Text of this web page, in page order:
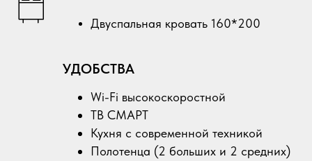
Двуспальная кровать 160*200
УДОБСТВА
Wi-Fi высокоскоростной
ТВ СМАРТ
Кухня с современной техникой
Полотенца (2 больших и 2 средних)